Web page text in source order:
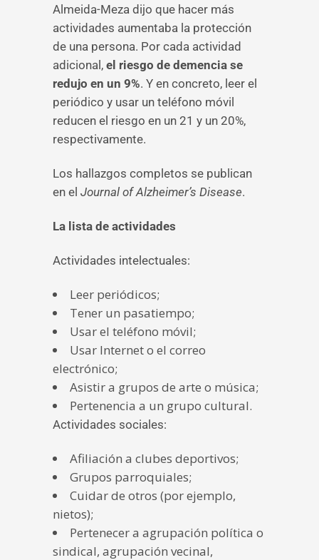
Almeida-Meza dijo que hacer más
actividades aumentaba la protección
de una persona. Por cada actividad
adicional, el riesgo de demencia se
redujo en un 9%. Y en concreto, leer el
periódico y usar un teléfono móvil
reducen el riesgo en un 21 y un 20%,
respectivamente.
Los hallazgos completos se publican
en el Journal of Alzheimer’s Disease.
La lista de actividades
Actividades intelectuales:
Leer periódicos;
Tener un pasatiempo;
Usar el teléfono móvil;
Usar Internet o el correo
electrónico;
Asistir a grupos de arte o música;
Pertenencia a un grupo cultural.
Actividades sociales:
Afiliación a clubes deportivos;
Grupos parroquiales;
Cuidar de otros (por ejemplo,
nietos);
Pertenecer a agrupación política o
sindical, agrupación vecinal,